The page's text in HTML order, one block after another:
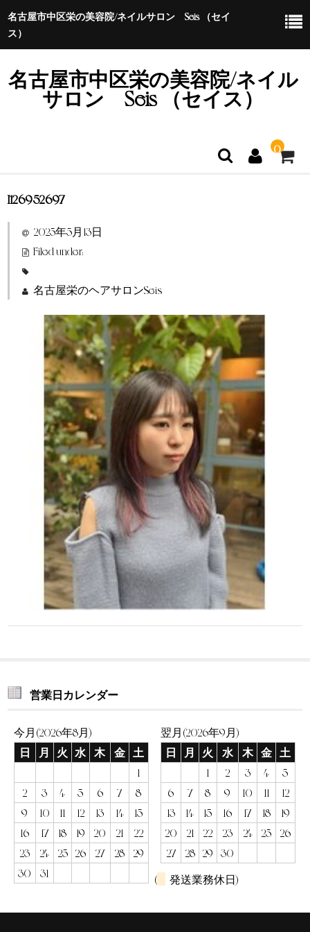
名古屋市中区栄の美容院/ネイルサロン Seis （セイ
ス）
名古屋市中区栄の美容院/ネイル
サロン Seis （セイス）
0
ホーム
特定商取引法に基づく表示
I126952697
2025年5月13日
Filed under:
名古屋栄のヘアサロンSeis
営業日カレンダー
今月(2026年8月)
日
月 火 水 木 金
土
1
2
3 4 5 6 7
8
9
10 11 12 13 14
15
16
17 18 19 20 21
22
23
24 25 26 27 28
29
30
31
翌月(2026年9月)
日
月 火 水 木 金
土
1
2 3 4
5
6
7 8 9 10 11
12
13
14 15 16 17 18
19
20
21 22 23 24 25
26
27
28 29
30
(
発送業務休日)